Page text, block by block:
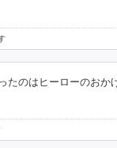
たのはヒーローのおか